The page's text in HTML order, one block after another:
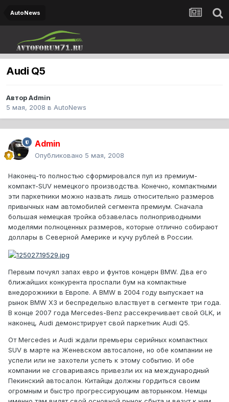
AutoNews
Audi Q5
АвторAdmin
5 мая, 2008 в AutoNews
Admin
Опубликовано 5 мая, 2008
Наконец-то полностью сформировался пул из премиум-
компакт-SUV немецкого производства. Конечно, компактными
эти паркетники можно назвать лишь относительно размеров
привычных нам автомобилей сегмента премиум. Сначала
большая немецкая тройка обзавелась полноприводными
моделями полноценных размеров, которые отлично собирают
доллары в Северной Америке и кучу рублей в России.
Первым почуял запах евро и фунтов концерн BMW. Два его
ближайших конкурента проспали бум на компактные
внедорожники в Европе. А BMW в 2004 году выпускает на
рынок BMW X3 и беспредельно властвует в сегменте три года.
В конце 2007 года Mercedes-Benz рассекречивает свой GLK, и
наконец, Audi демонстрирует свой паркетник Audi Q5.
От Mercedes и Audi ждали премьеры серийных компактных
SUV в марте на Женевском автосалоне, но обе компании не
успели или не захотели успеть к этому событию. И обе
компании не сговариваясь привезли их на международный
Пекинский автосалон. Китайцы должны гордиться своим
огромным и быстро прогрессирующим авторынком. Немцы